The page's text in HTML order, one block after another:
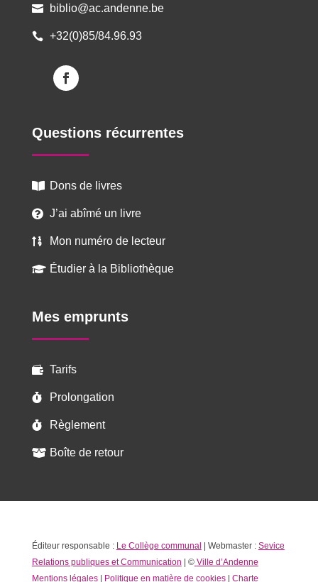
 biblio@ac.andenne.be
 +32(0)85/84.96.93
Questions récurrentes
 Dons de livres
 J’ai abîmé un livre
 Mon numéro de lecteur
 Étudier à la Bibliothèque
Mes emprunts
 Tarifs
 Prolongation
 Règlement
 Boîte de retour
Éditeur responsable : Le Collège communal | Webmaster : Sevice
Relations publiques et Communication
| © Ville d’Andenne
Mentions légales
Politique en matière de cookies Charte